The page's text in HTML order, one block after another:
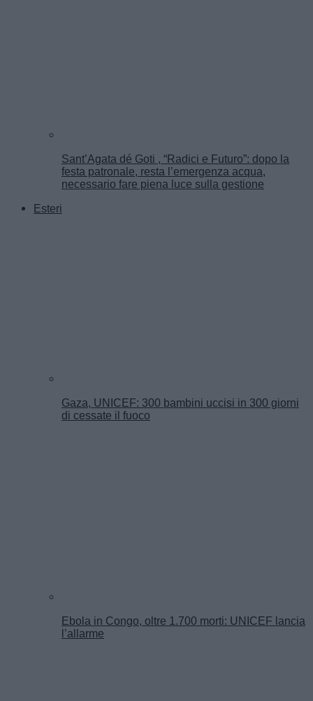
Sant’Agata dé Goti , “Radici e Futuro”: dopo la
festa patronale, resta l’emergenza acqua,
necessario fare piena luce sulla gestione
Esteri
Gaza, UNICEF: 300 bambini uccisi in 300 giorni
di cessate il fuoco
Ebola in Congo, oltre 1.700 morti: UNICEF lancia
l’allarme